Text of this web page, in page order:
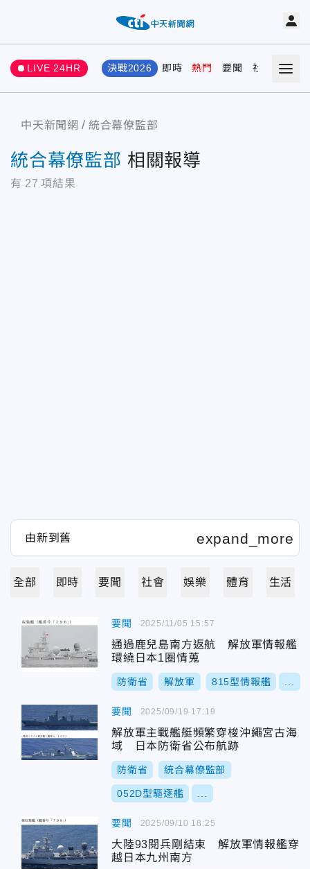
LIVE 24HR 決戰2026 即時 熱門 要聞 社會 娛樂
中天新聞網 統合幕僚監部
統合幕僚監部 相關報導
有 27 項結果
全部 即時 要聞 社會 娛樂 體育 生活
要聞
通過鹿兒島南方返航 解放軍情報艦
環繞日本1圈情蒐
防衛省 解放軍 815型情報艦
2025/11/05 15:57
要聞
解放軍主戰艦艇頻繁穿梭沖繩宮古海
域 日本防衛省公布航跡
防衛省 統合幕僚監部
052D型驅逐艦
2025/09/19 17:19
要聞
大陸93閱兵剛結束 解放軍情報艦穿
越日本九州南方
2025/09/10 18:25